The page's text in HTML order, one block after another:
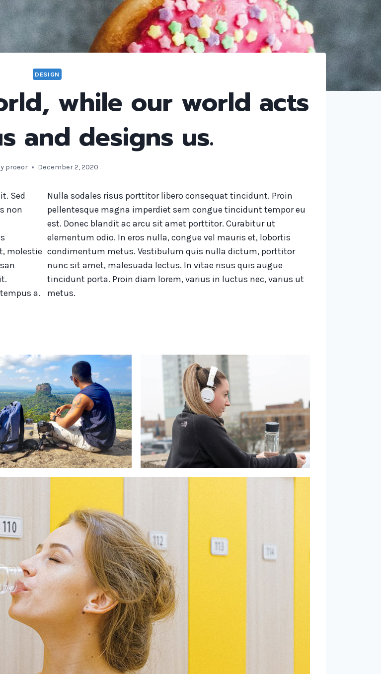
DESIGN
while our world acts
and designs us.
proeor December 2, 2020
Sed
non
molestie
a.
Nulla sodales risus porttitor libero consequat tincidunt. Proin
pellentesque magna imperdiet sem congue tincidunt tempor eu
est. Donec blandit ac arcu sit amet porttitor. Curabitur ut
elementum odio. In eros nulla, congue vel mauris et, lobortis
condimentum metus. Vestibulum quis nulla dictum, porttitor
nunc sit amet, malesuada lectus. In vitae risus quis augue
tincidunt porta. Proin diam lorem, varius in luctus nec, varius ut
metus.